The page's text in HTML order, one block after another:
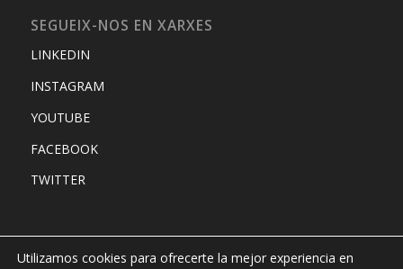
SEGUEIX-NOS EN XARXES
LINKEDIN
INSTAGRAM
YOUTUBE
FACEBOOK
TWITTER
Utilizamos cookies para ofrecerte la mejor experiencia en